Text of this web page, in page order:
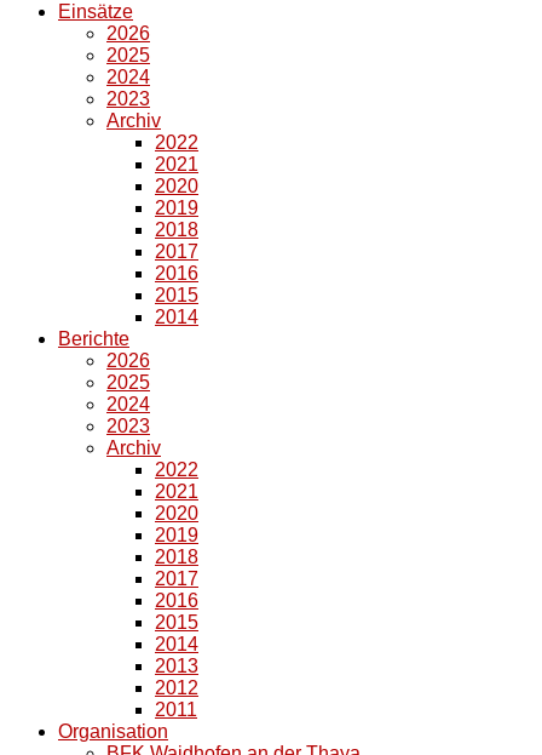
Einsätze
2026
2025
2024
2023
Archiv
2022
2021
2020
2019
2018
2017
2016
2015
2014
Berichte
2026
2025
2024
2023
Archiv
2022
2021
2020
2019
2018
2017
2016
2015
2014
2013
2012
2011
Organisation